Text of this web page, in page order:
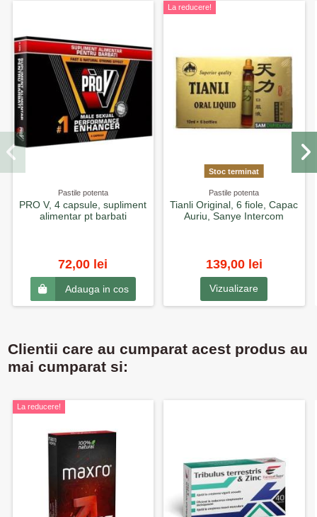
Pastile potenta
PRO V, 4 capsule, supliment
alimentar pt barbati
72,00 lei
Adauga in cos
La reducere!
Stoc terminat
Pastile potenta
Tianli Original, 6 fiole, Capac
Auriu, Sanye Intercom
139,00 lei
Vizualizare
Clientii care au cumparat acest produs au
mai cumparat si:
La reducere!